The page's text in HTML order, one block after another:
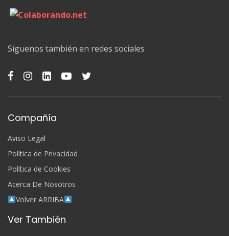
Síguenos también en redes sociales
Compañía
Aviso Legal
Política de Privacidad
Política de Cookies
Acerca De Nosotros
Volver ARRIBA
Ver También